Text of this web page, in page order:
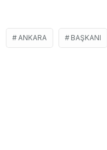
ANKARA BAŞKANI